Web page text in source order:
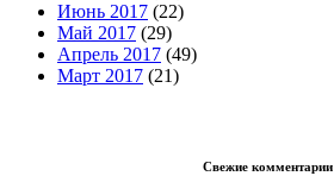
Июнь 2017 (22)
Май 2017 (29)
Апрель 2017 (49)
Март 2017 (21)
Свежие комментарии